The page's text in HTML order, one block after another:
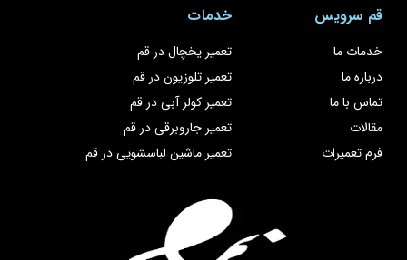
قم سرویس
خدمات ما
درباره ما
تماس با ما
مقالات
فرم تعمیرات
خدمات
تعمیر یخچال در قم
تعمیر تلوزیون در قم
تعمیر کولر آبی در قم
تعمیر جاروبرقی در قم
تعمیر ماشین لباسشویی در قم